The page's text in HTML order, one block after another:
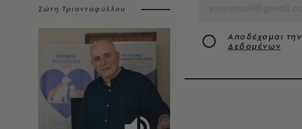
Σώτη Τριανταφύλλου
Αποδέχομαι την
Δεδομένων